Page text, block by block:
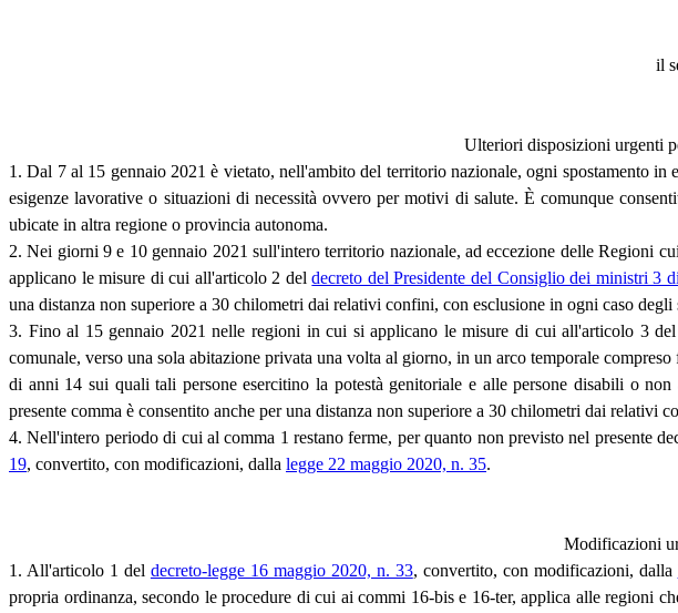
il
Ulteriori disposizioni urgenti
1. Dal 7 al 15 gennaio 2021 è vietato, nell'ambito del territorio nazionale, ogni spostamento
esigenze lavorative o situazioni di necessità ovvero per motivi di salute. È comunque
ubicate in altra regione o provincia autonoma.
2. Nei giorni 9 e 10 gennaio 2021 sull'intero territorio nazionale, ad eccezione delle Regioni
applicano le misure di cui all'articolo 2 deldecreto del Presidente del Consiglio dei ministri 3
una distanza non superiore a 30 chilometri dai relativi confini, con esclusione in ogni caso
3. Fino al 15 gennaio 2021 nelle regioni in cui si applicano le misure di cui all'articolo 3 del
comunale, verso una sola abitazione privata una volta al giorno, in un arco temporale
di anni 14 sui quali tali persone esercitino la potestà genitoriale e alle persone disabili o
presente comma è consentito anche per una distanza non superiore a 30 chilometri dai
4. Nell'intero periodo di cui al comma 1 restano ferme, per quanto non previsto nel presente
19, convertito, con modificazioni, dalla legge 22 maggio 2020, n. 35.
Modificazioni
1. All'articolo 1 del decreto-legge 16 maggio 2020, n. 33, convertito, con modificazioni, dalla
propria ordinanza, secondo le procedure di cui ai commi 16-bis e 16-ter, applica alle regioni